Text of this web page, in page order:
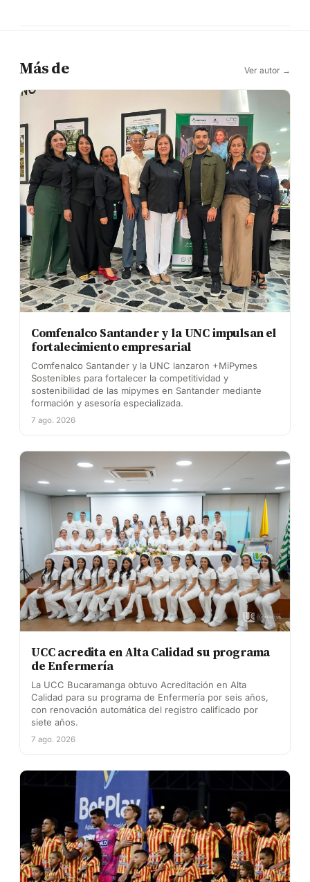
Más de Ver autor →
Comfenalco Santander y la UNC impulsan el
fortalecimiento empresarial
Comfenalco Santander y la UNC lanzaron +MiPymes
Sostenibles para fortalecer la competitividad y
sostenibilidad de las mipymes en Santander mediante
formación y asesoría especializada.
7 ago. 2026
UCC acredita en Alta Calidad su programa
de Enfermería
La UCC Bucaramanga obtuvo Acreditación en Alta
Calidad para su programa de Enfermería por seis años,
con renovación automática del registro calificado por
siete años.
7 ago. 2026